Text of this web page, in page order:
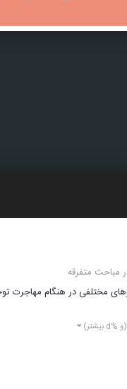
مباحث متفرقه
مختلفی در هنگام مهاجرت
(و %d بیشتر)